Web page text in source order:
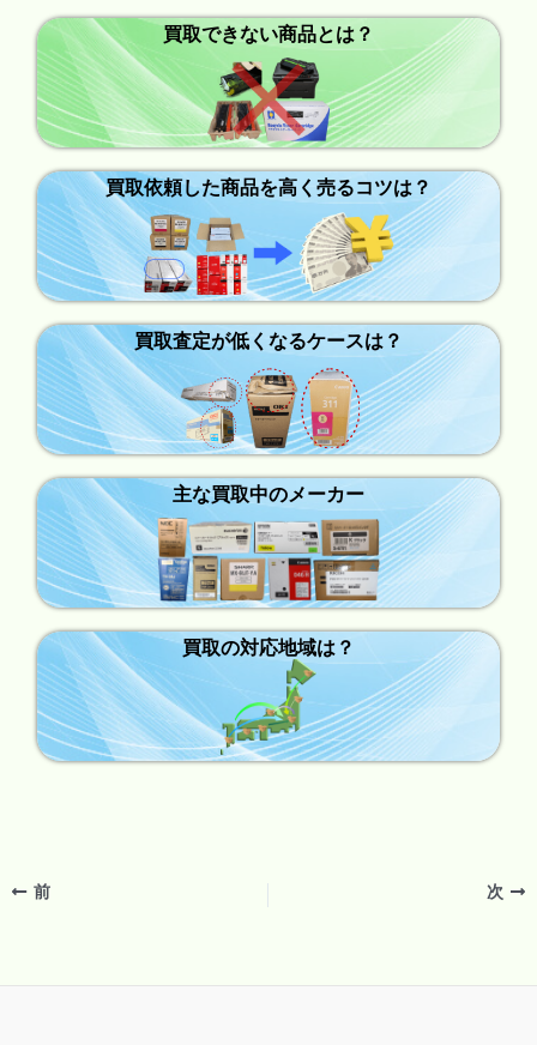
買取できない商品とは？
買取依頼した商品を高く売るコツは？
買取査定が低くなるケースは？
主な買取中のメーカー
買取の対応地域は？
前 次